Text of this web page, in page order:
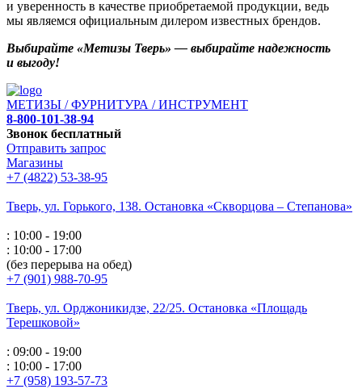
и уверенность в качестве приобретаемой продукции, ведь
мы являемся официальным дилером известных брендов.
Выбирайте «Метизы Тверь» — выбирайте надежность
и выгоду!
МЕТИЗЫ / ФУРНИТУРА / ИНСТРУМЕНТ
8-800-101-38-94
Звонок бесплатный
Отправить запрос
Магазины
+7 (4822) 53-38-95
Тверь, ул. Горького, 138. Остановка «Скворцова – Степанова»
: 10:00 - 19:00
: 10:00 - 17:00
(без перерыва на обед)
+7 (901) 988-70-95
Тверь, ул. Орджоникидзе, 22/25. Остановка «Площадь
Терешковой»
: 09:00 - 19:00
: 10:00 - 17:00
+7 (958) 193-57-73